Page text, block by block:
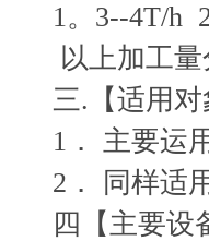
1。 3--4T/h
以上加工
三. 【适用
1 ．
主要运
2 ．
同样适
四【主要设